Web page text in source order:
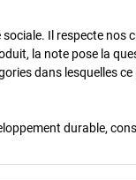
Il respecte nos
la note pose la
dans lesquelles
durable,